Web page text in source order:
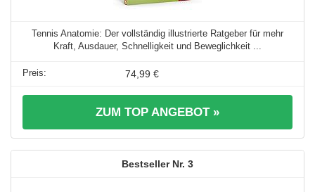
Tennis Anatomie: Der vollständig illustrierte Ratgeber für mehr
Kraft, Ausdauer, Schnelligkeit und Beweglichkeit ...
74,99 €
ZUM TOP ANGEBOT »
3